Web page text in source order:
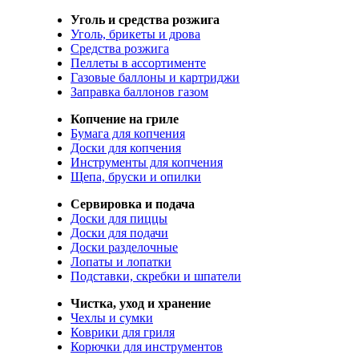
Уголь и средства розжига
Уголь, брикеты и дрова
Средства розжига
Пеллеты в ассортименте
Газовые баллоны и картриджи
Заправка баллонов газом
Копчение на гриле
Бумага для копчения
Доски для копчения
Инструменты для копчения
Щепа, бруски и опилки
Сервировка и подача
Доски для пиццы
Доски для подачи
Доски разделочные
Лопаты и лопатки
Подставки, скребки и шпатели
Чистка, уход и хранение
Чехлы и сумки
Коврики для гриля
Корючки для инструментов